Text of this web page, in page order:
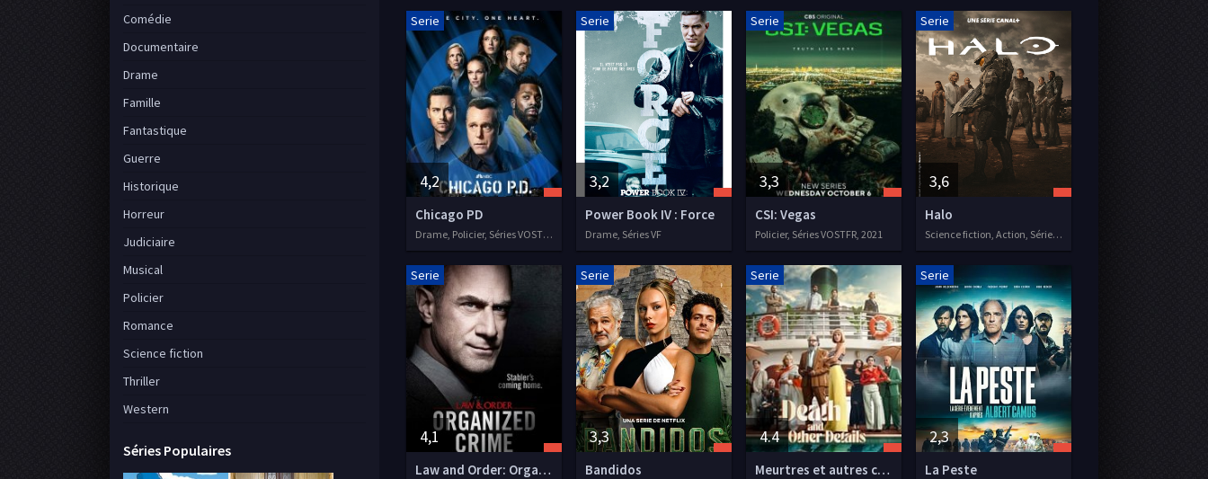
4,2
Serie
Chicago PD
Drame, Policier, Séries VOSTFR, 2014
3,2
Serie
Power Book IV : Force
Drame, Séries VF
3,3
Serie
CSI: Vegas
Policier, Séries VOSTFR, 2021
3,6
Serie
Halo
Science fiction, Action, Séries VOSTFR
4,1
Serie
Law and Order: Organized Crime
3,3
Serie
Bandidos
4.4
Serie
Meurtres et autres complications
2,3
Serie
La Peste
Comédie
Documentaire
Drame
Famille
Fantastique
Guerre
Historique
Horreur
Judiciaire
Musical
Policier
Romance
Science fiction
Thriller
Western
Séries Populaires